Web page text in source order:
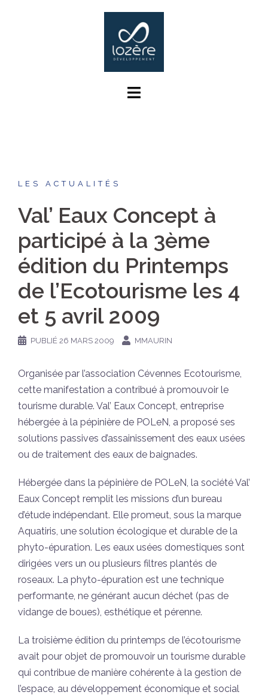
LES ACTUALITÉS
Val’ Eaux Concept à
participé à la 3ème
édition du Printemps
de l’Ecotourisme les 4
et 5 avril 2009
PUBLIÉ 26 MARS 2009 MMAURIN
Organisée par l’association Cévennes Ecotourisme,
cette manifestation a contribué à promouvoir le
tourisme durable. Val’ Eaux Concept, entreprise
hébergée à la pépinière de POLeN, a proposé ses
solutions passives d’assainissement des eaux usées
ou de traitement des eaux de baignades.
Hébergée dans la pépinière de POLeN, la société Val’
Eaux Concept remplit les missions d’un bureau
d’étude indépendant. Elle promeut, sous la marque
Aquatiris, une solution écologique et durable de la
phyto-épuration. Les eaux usées domestiques sont
dirigées vers un ou plusieurs filtres plantés de
roseaux. La phyto-épuration est une technique
performante, ne générant aucun déchet (pas de
vidange de boues), esthétique et pérenne.
La troisième édition du printemps de l’écotourisme
avait pour objet de promouvoir un tourisme durable
qui contribue de manière cohérente à la gestion de
l’espace, au développement économique et social